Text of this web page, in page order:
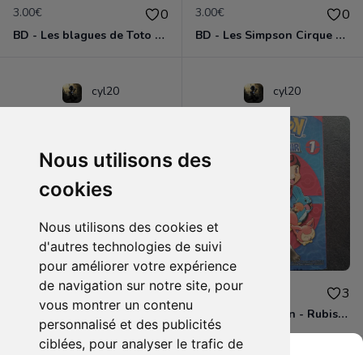
Nous utilisons des
cookies
Nous utilisons des cookies et
d'autres technologies de suivi
pour améliorer votre expérience
de navigation sur notre site, pour
vous montrer un contenu
personnalisé et des publicités
ciblées, pour analyser le trafic de
3.00€ 0
BD - Les blagues de Toto - L'école des vannes - Tome 1
3.00€ 0
BD - Les Simpson Cirque en folie ! - Tome 11
cyl20
3.00€ 0
BD - Les Simpson - Sous les projecteurs - Tome 13
cyl20
4.00€ 3
Manga - Pokémon - Rubis et Saphir - Tome 1